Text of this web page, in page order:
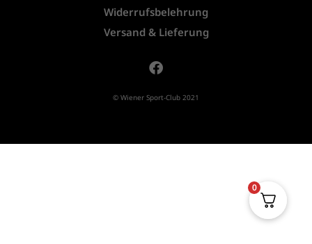
Widerrufsbelehrung
Versand & Lieferung
© Wiener Sport-Club 2021
0